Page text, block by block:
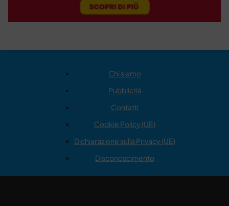
Chi siamo
Pubblicità
Contatti
Cookie Policy (UE)
Dichiarazione sulla Privacy (UE)
Disconoscimento